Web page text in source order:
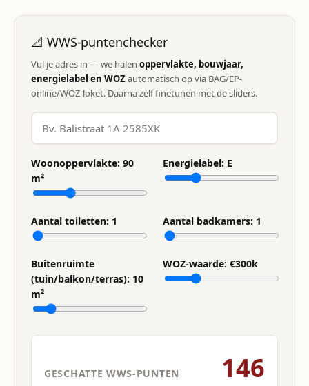
📐 WWS-puntenchecker
Vul je adres in — we halen oppervlakte, bouwjaar,
energielabel en WOZautomatisch op via BAG/EP-
online/WOZ-loket. Daarna zelf finetunen met de sliders.
Woonoppervlakte: 90
m²
Energielabel: E
Aantal toiletten: 1 Aantal badkamers: 1
Buitenruimte
(tuin/balkon/terras): 10
m²
WOZ-waarde: €300k
GESCHATTE WWS-PUNTEN 146